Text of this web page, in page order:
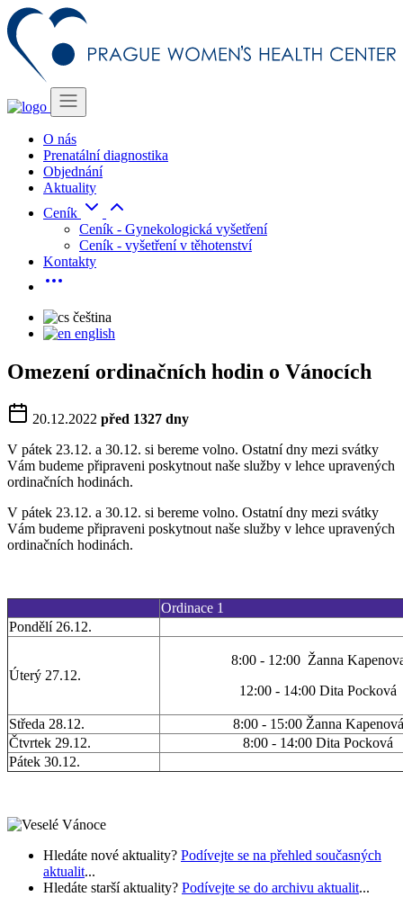
O nás
Prenatální diagnostika
Objednání
Aktuality
Ceník
Ceník - Gynekologická vyšetření
Ceník - vyšetření v těhotenství
Kontakty
čeština
english
Omezení ordinačních hodin o Vánocích
20.12.2022 před 1327 dny
V pátek 23.12. a 30.12. si bereme volno. Ostatní dny mezi svátky
Vám budeme připraveni poskytnout naše služby v lehce upravených
ordinačních hodinách.
V pátek 23.12. a 30.12. si bereme volno. Ostatní dny mezi svátky
Vám budeme připraveni poskytnout naše služby v lehce upravených
ordinačních hodinách.
Ordinace 1
Pondělí 26.12.
Úterý 27.12.
8:00 - 12:00 Žanna
12:00 - 14:00 Dita Pocková
Středa 28.12.
8:00 - 15:00 Žanna Kapenová
Čtvrtek 29.12.
8:00 - 14:00 Dita Pocková
Pátek 30.12.
Hledáte nové aktuality? Podívejte se na přehled současných
aktualit...
Hledáte starší aktuality? Podívejte se do archivu aktualit...